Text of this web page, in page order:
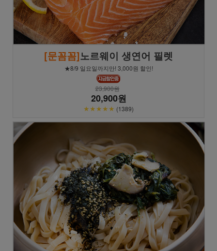
[문꼼꼼]노르웨이 생연어 필렛
★8/9 일요일까지만! 3,000원 할인!
23,900원
20,900원
★★★★★ (1389)